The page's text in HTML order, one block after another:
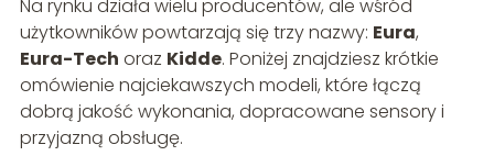
Na rynku działa wielu producentów, ale wśród
użytkowników powtarzają się trzy nazwy: Eura,
Eura-Tech oraz Kidde. Poniżej znajdziesz krótkie
omówienie najciekawszych modeli, które łączą
dobrą jakość wykonania, dopracowane sensory i
przyjazną obsługę.